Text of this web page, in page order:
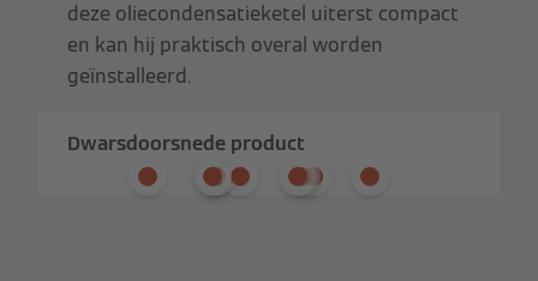
deze oliecondensatieketel uiterst compact
en kan hij praktisch overal worden
geïnstalleerd.
Dwarsdoorsnede product